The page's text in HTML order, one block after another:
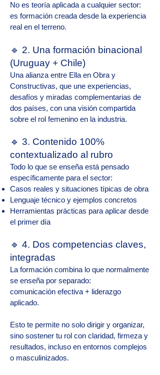
No es teoría aplicada a cualquier sector:
es formación creada desde la experiencia
real en el terreno.
🔹 2. Una formación binacional
(Uruguay + Chile)
Una alianza entre Ella en Obra y
Constructivas, que une experiencias,
desafíos y miradas complementarias de
dos países, con una visión compartida
sobre el rol femenino en la industria.
🔹 3. Contenido 100%
contextualizado al rubro
Todo lo que se enseña está pensado
específicamente para el sector:
Casos reales y situaciones típicas de obra
Lenguaje técnico y ejemplos concretos
Herramientas prácticas para aplicar desde
el primer día
🔹 4. Dos competencias claves,
integradas
La formación combina lo que normalmente
se enseña por separado:
comunicación efectiva + liderazgo
aplicado.
Esto te permite no solo dirigir y organizar,
sino sostener tu rol con claridad, firmeza y
resultados, incluso en entornos complejos
o masculinizados.